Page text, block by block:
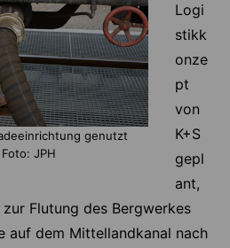
genutzt
JPH
Logi
stikk
onze
pt
von
K+S
gepl
ant,
Flutung des Bergwerkes
auf dem Mittellandkanal nach